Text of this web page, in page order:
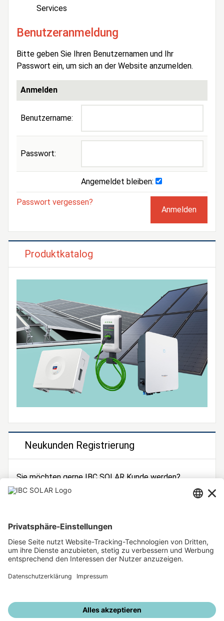
Services
Benutzeranmeldung
Bitte geben Sie Ihren Benutzernamen und Ihr
Passwort ein, um sich an der Website anzumelden.
Anmelden
Benutzername:
Passwort:
Angemeldet bleiben:
Passwort vergessen?
Produktkatalog
Neukunden Registrierung
Sie möchten gerne IBC SOLAR Kunde werden?
Dann registrieren Sie sich jetzt!
Unsere weiteren Angebote
IBC SOLAR Webseite